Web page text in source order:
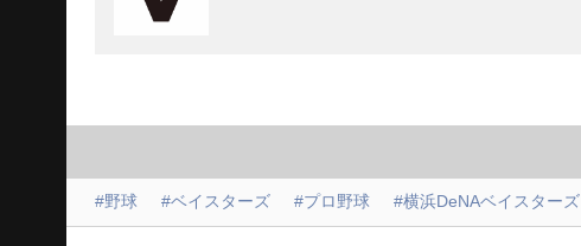
#野球 #ベイスターズ #プロ野球 #横浜DeNAベイスターズ